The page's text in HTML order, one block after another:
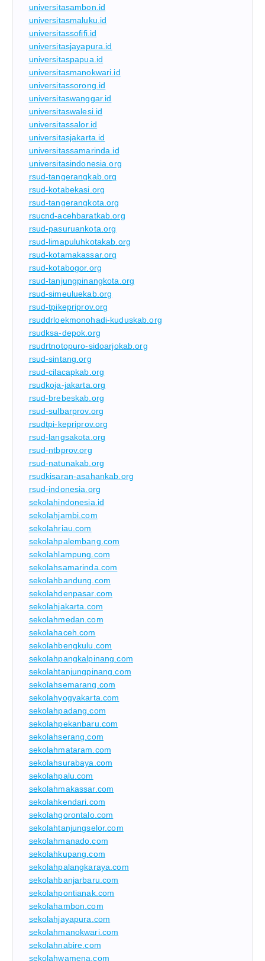
universitasambon.id
universitasmaluku.id
universitassofifi.id
universitasjayapura.id
universitaspapua.id
universitasmanokwari.id
universitassorong.id
universitaswanggar.id
universitaswalesi.id
universitassalor.id
universitasjakarta.id
universitassamarinda.id
universitasindonesia.org
rsud-tangerangkab.org
rsud-kotabekasi.org
rsud-tangerangkota.org
rsucnd-acehbaratkab.org
rsud-pasuruankota.org
rsud-limapuluhkotakab.org
rsud-kotamakassar.org
rsud-kotabogor.org
rsud-tanjungpinangkota.org
rsud-simeuluekab.org
rsud-tpikepriprov.org
rsuddrloekmonohadi-kuduskab.org
rsudksa-depok.org
rsudrtnotopuro-sidoarjokab.org
rsud-sintang.org
rsud-cilacapkab.org
rsudkoja-jakarta.org
rsud-brebeskab.org
rsud-sulbarprov.org
rsudtpi-kepriprov.org
rsud-langsakota.org
rsud-ntbprov.org
rsud-natunakab.org
rsudkisaran-asahankab.org
rsud-indonesia.org
sekolahindonesia.id
sekolahjambi.com
sekolahriau.com
sekolahpalembang.com
sekolahlampung.com
sekolahsamarinda.com
sekolahbandung.com
sekolahdenpasar.com
sekolahjakarta.com
sekolahmedan.com
sekolahaceh.com
sekolahbengkulu.com
sekolahpangkalpinang.com
sekolahtanjungpinang.com
sekolahsemarang.com
sekolahyogyakarta.com
sekolahpadang.com
sekolahpekanbaru.com
sekolahserang.com
sekolahmataram.com
sekolahsurabaya.com
sekolahpalu.com
sekolahmakassar.com
sekolahkendari.com
sekolahgorontalo.com
sekolahtanjungselor.com
sekolahmanado.com
sekolahkupang.com
sekolahpalangkaraya.com
sekolahbanjarbaru.com
sekolahpontianak.com
sekolahambon.com
sekolahjayapura.com
sekolahmanokwari.com
sekolahnabire.com
sekolahwamena.com